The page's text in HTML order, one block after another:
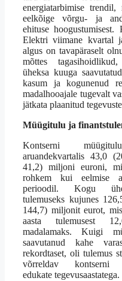
energiatarbimise trendil,
eelkõige võrgu- ja
ehituse
Elektri viimane kvartal
algus on tavapäraselt
mõttes
üheksa kuuga
kasum ja kogunenud
madalhooajale tugevalt
jätkata plaanitud
Müügitulu ja
Kontserni
aruandekvartalis 43,0
41,2) miljoni euroni,
rohkem kui eelmise
perioodil. Kogu
tulemuseks kujunes
144,7) miljonit eurot,
aasta tulemusest
madalamaks. Kuigi
saavutanud kahe
rekordtaset, oli tulemus
võrreldav kontserni
edukate tegevusaastatega.